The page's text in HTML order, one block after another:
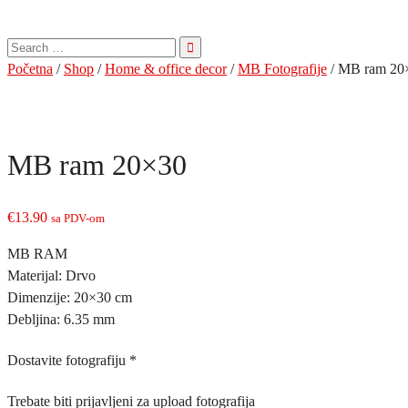
Pretraga
za:
Početna / Shop /Home & office decor/MB Fotografije / MB ram
MB ram 20×30
€13.90 sa PDV-om
MB RAM
Materijal: Drvo
Dimenzije: 20×30 cm
Debljina: 6.35 mm
Dostavite fotografiju *
Trebate biti prijavljeni za upload fotografija